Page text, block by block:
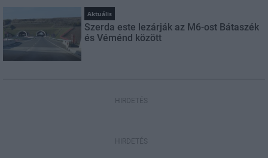
Aktuális
Szerda este lezárják az M6-ost Bátaszék
és Véménd között
HIRDETÉS
HIRDETÉS